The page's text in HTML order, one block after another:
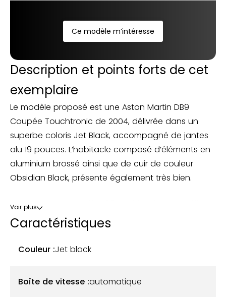
Ce modèle m’intéresse
Description et points forts de cet
exemplaire
Le modèle proposé est une Aston Martin DB9
Coupée Touchtronic de 2004, délivrée dans un
superbe coloris Jet Black, accompagné de jantes
alu 19 pouces. L’habitacle composé d’éléments en
aluminium brossé ainsi que de cuir de couleur
Obsidian Black, présente également très bien.
La voiture comptabilise 86000 kilomètres et affiche
un très bon état général. Elle a bénéficié
d’entretiens scrupuleux et réguliers et représente
une excellente occasion d’acquérir une voiture au
Voir plus
Caractéristiques
Couleur :Jet black
Boîte de vitesse :automatique